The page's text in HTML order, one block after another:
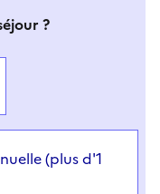
?
(plus d'1